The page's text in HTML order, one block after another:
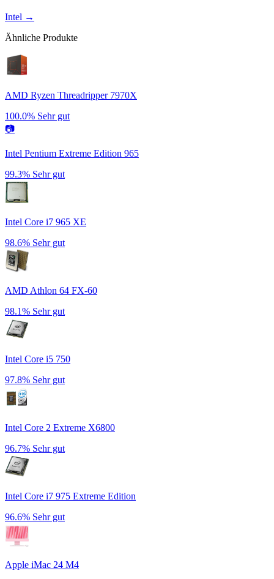
Intel →
Ähnliche Produkte
AMD Ryzen Threadripper 7970X
100.0% Sehr gut
📷
Intel Pentium Extreme Edition 965
99.3% Sehr gut
Intel Core i7 965 XE
98.6% Sehr gut
AMD Athlon 64 FX-60
98.1% Sehr gut
Intel Core i5 750
97.8% Sehr gut
Intel Core 2 Extreme X6800
96.7% Sehr gut
Intel Core i7 975 Extreme Edition
96.6% Sehr gut
Apple iMac 24 M4